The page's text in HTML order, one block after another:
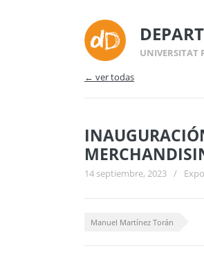
UNIVERSITAT
← ver todas
14 septiembre, 2023 /
Manuel Martínez Torán